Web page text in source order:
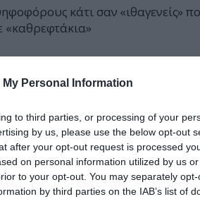
My Personal Information
to third parties, or processing of your
by us, please use the below opt-out
after your opt-out request is processed
on personal information utilized by us
to your opt-out. You may separately
by third parties on the IAB’s list of
κάτι σαν «ιθαγενείς»